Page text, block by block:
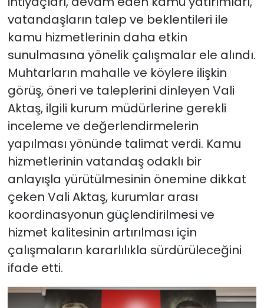
vatandaşların talep ve beklentileri ile
kamu hizmetlerinin daha etkin
sunulmasına yönelik çalışmalar ele alındı.
Muhtarların mahalle ve köylere ilişkin
görüş, öneri ve taleplerini dinleyen Vali
Aktaş, ilgili kurum müdürlerine gerekli
inceleme ve değerlendirmelerin
yapılması yönünde talimat verdi. Kamu
hizmetlerinin vatandaş odaklı bir
anlayışla yürütülmesinin önemine dikkat
çeken Vali Aktaş, kurumlar arası
koordinasyonun güçlendirilmesi ve
hizmet kalitesinin artırılması için
çalışmaların kararlılıkla sürdürüleceğini
ifade etti.